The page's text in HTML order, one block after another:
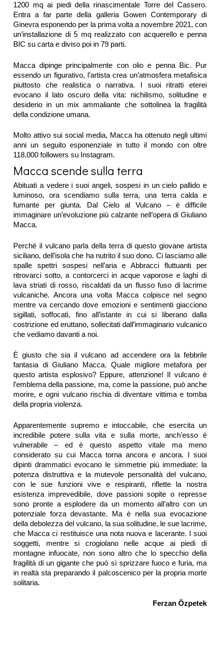
1200 mq ai piedi della rinascimentale Torre del Cassero.
Entra a far parte della galleria Gowen Contemporary di
Ginevra esponendo per la prima volta a novembre 2021, con
un’installazione di 5 mq realizzato con acquerello e penna
BIC su carta e diviso poi in 79 parti.
Macca dipinge principalmente con olio e penna Bic. Pur
essendo un figurativo, l’artista crea un’atmosfera metafisica
piuttosto che realistica o narrativa. I suoi ritratti eterei
evocano il lato oscuro della vita: nichilismo, solitudine e
desiderio in un mix ammaliante che sottolinea la fragilità
della condizione umana.
Molto attivo sui social media, Macca ha ottenuto negli ultimi
anni un seguito esponenziale in tutto il mondo con oltre
118.000 followers su Instagram.
Macca scende sulla terra
Abituati a vedere i suoi angeli, sospesi in un cielo pallido e
luminoso, ora scendiamo sulla terra, una terra calda e
fumante per giunta. Dal Cielo al Vulcano – è difficile
immaginare un’evoluzione più calzante nell’opera di Giuliano
Macca.
Perché il vulcano parla della terra di questo giovane artista
siciliano, dell’isola che ha nutrito il suo dono. Ci lasciamo alle
spalle spettri sospesi nell’aria e Abbracci fluttuanti per
ritrovarci sotto, a contorcerci in acque vaporose e laghi di
lava striati di rosso, riscaldati da un flusso fuso di lacrime
vulcaniche. Ancora una volta Macca colpisce nel segno
mentre va cercando dove emozioni e sentimenti giacciono
sigillati, soffocati, fino all’istante in cui si liberano dalla
costrizione ed eruttano, sollecitati dall’immaginario vulcanico
che vediamo davanti a noi.
È giusto che sia il vulcano ad accendere ora la febbrile
fantasia di Giuliano Macca. Quale migliore metafora per
questo artista esplosivo? Eppure, attenzione! Il vulcano è
l’emblema della passione, ma, come la passione, può anche
morire, e ogni vulcano rischia di diventare vittima e tomba
della propria violenza.
Apparentemente supremo e intoccabile, che esercita un
incredibile potere sulla vita e sulla morte, anch’esso è
vulnerabile – ed è questo aspetto vitale ma meno
considerato su cui Macca torna ancora e ancora. I suoi
dipinti drammatici evocano le simmetrie più immediate: la
potenza distruttiva e la mutevole personalità del vulcano,
con le sue funzioni vive e respiranti, riflette la nostra
esistenza imprevedibile, dove passioni sopite o represse
sono pronte a esplodere da un momento all’altro con un
potenziale forza devastante. Ma è nella sua evocazione
della debolezza del vulcano, la sua solitudine, le sue lacrime,
che Macca ci restituisce una nota nuova e lacerante. I suoi
soggetti, mentre si crogiolano nelle acque ai piedi di
montagne infuocate, non sono altro che lo specchio della
fragilità di un gigante che può sì sprizzare fuoco e furia, ma
in realtà sta preparando il palcoscenico per la propria morte
solitaria.
Ferzan Özpetek